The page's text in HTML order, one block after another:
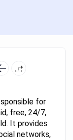
for
free, 24/7,
It provides
networks,